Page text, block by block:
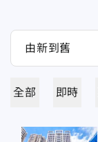
全部 即時